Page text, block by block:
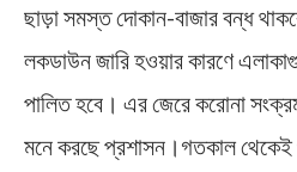
ছাড়া সমস্ত দোকান-বাজার বন্ধ
লকডাউন জারি হওয়ার কারণে
পালিত হবে। এর জেরে করোনা
মনে করছে প্রশাসন।গতকাল থেকেই